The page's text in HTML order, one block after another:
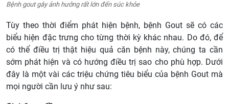
Bệnh gout gây ảnh hưởng rất lớn đến súc khỏe
Tùy theo thời điểm phát hiện bệnh, bệnh Gout sẽ có các
biểu hiện đặc trưng cho từng thời kỳ khác nhau. Do đó, để
có thể điều trị thật hiệu quả căn bệnh này, chúng ta cần
sớm phát hiện và có hướng điều trị sao cho phù hợp. Dưới
đây là một vài các triệu chứng tiêu biểu của bệnh Gout mà
mọi người cần lưu ý như sau: